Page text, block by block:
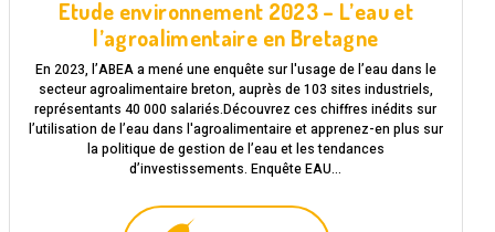
Etude environnement 2023 – L’eau et
l’agroalimentaire en Bretagne
En 2023, l’ABEA a mené une enquête sur l'usage de l’eau dans le
secteur agroalimentaire breton, auprès de 103 sites industriels,
représentants 40 000 salariés.Découvrez ces chiffres inédits sur
l’utilisation de l’eau dans l'agroalimentaire et apprenez-en plus sur
la politique de gestion de l’eau et les tendances
d’investissements. Enquête EAU…